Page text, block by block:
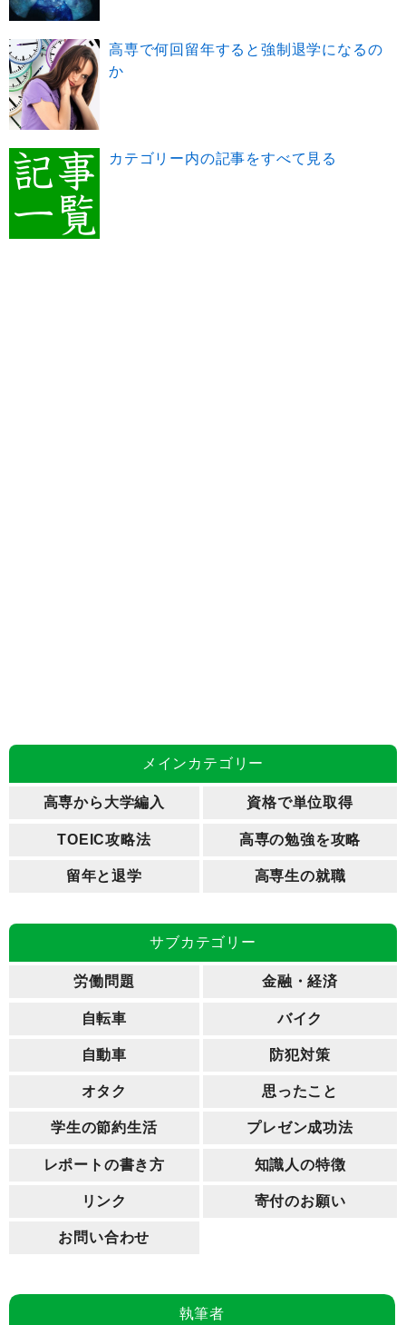
高専で何回留年すると強制退学になるの
か
カテゴリー内の記事をすべて見る
メインカテゴリー
高専から大学編入 資格で単位取得
TOEIC攻略法 高専の勉強を攻略
留年と退学 高専生の就職
サブカテゴリー
労働問題 金融・経済
自転車 バイク
自動車 防犯対策
オタク 思ったこと
学生の節約生活 プレゼン成功法
レポートの書き方 知識人の特徴
リンク 寄付のお願い
お問い合わせ
執筆者